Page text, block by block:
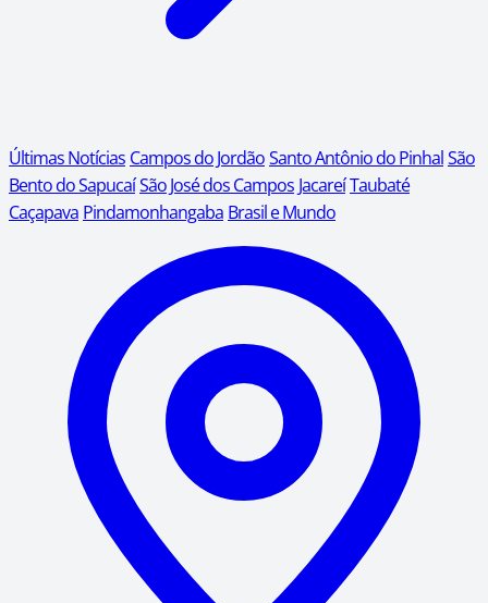
Últimas Notícias Campos do JordãoSanto Antônio do PinhalSão
Bento do SapucaíSão José dos Campos JacareíTaubaté
Caçapava Pindamonhangaba Brasil e Mundo